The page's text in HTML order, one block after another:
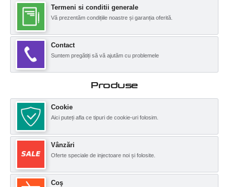
Termeni si conditii generale
Vă prezentăm condițiile noastre și garanția oferită.
Contact
Suntem pregătiți să vă ajutăm cu problemele
Produse
Cookie
Aici puteți afla ce tipuri de cookie-uri folosim.
Vânzări
Oferte speciale de injectoare noi și folosite.
Coş